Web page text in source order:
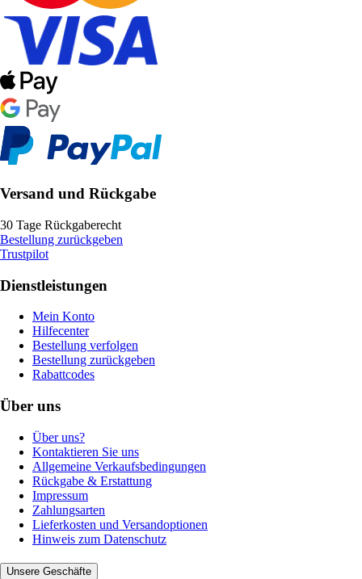
Versand und Rückgabe
30 Tage Rückgaberecht
Bestellung zurückgeben
Trustpilot
Dienstleistungen
Mein Konto
Hilfecenter
Bestellung verfolgen
Bestellung zurückgeben
Rabattcodes
Über uns
Über uns?
Kontaktieren Sie uns
Allgemeine Verkaufsbedingungen
Rückgabe & Erstattung
Impressum
Zahlungsarten
Lieferkosten und Versandoptionen
Hinweis zum Datenschutz
Unsere Geschäfte